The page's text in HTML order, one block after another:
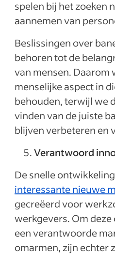
spelen bij het zoeken
aannemen van
Beslissingen over
behoren tot de
van mensen. Daarom
menselijke aspect in
behouden, terwijl we
vinden van de juiste
blijven verbeteren en
Verantwoord
De snelle
interessante nieuwe
gecreëerd voor
werkgevers. Om
een verantwoorde
omarmen, zijn echter